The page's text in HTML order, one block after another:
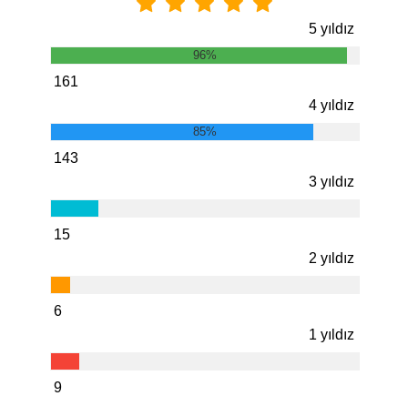
5 yıldız
96%
161
4 yıldız
85%
143
3 yıldız
15
2 yıldız
6
1 yıldız
9